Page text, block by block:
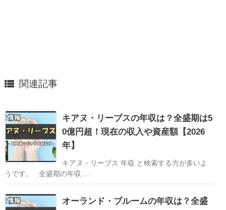
 関連記事
キアヌ・リーブスの年収は？全盛期は5
0億円超！現在の収入や資産額【2026
年】
キアヌ・リーブス 年収 と検索する方が多いよ
うです。 全盛期の年収 ...
オーランド・ブルームの年収は？全盛